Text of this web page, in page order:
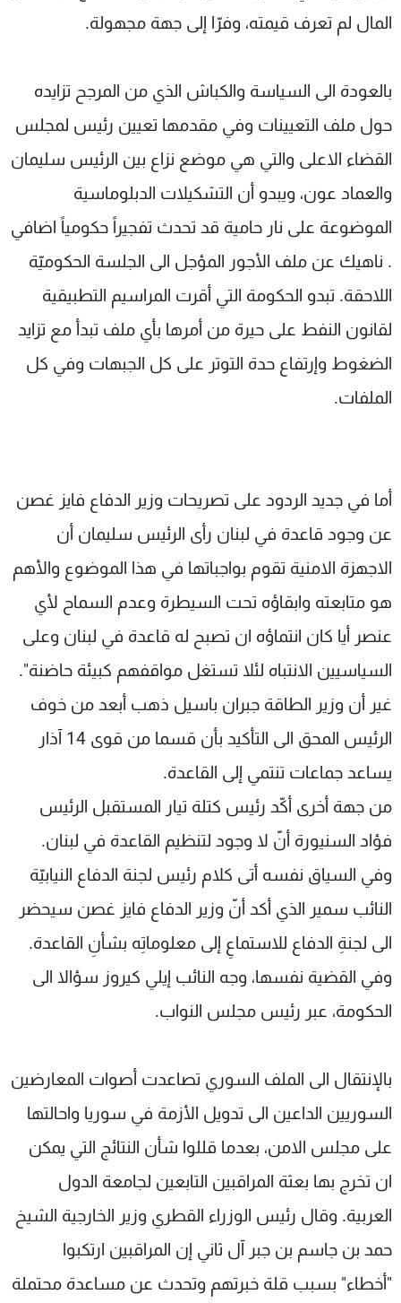
المال لم تعرف قيمته، وفرّا إلى جهة مجهولة.
بالعودة الى السياسة والكباش الذي من المرجح تزايده
حول ملف التعيينات وفي مقدمها تعيين رئيس لمجلس
القضاء الاعلى والتي هي موضع نزاع بين الرئيس سليمان
والعماد عون، ويبدو أن التشكيلات الدبلوماسية
الموضوعة على نار حامية قد تحدث تفجيراً حكومياً اضافي
. ناهيك عن ملف الأجور المؤجل الى الجلسة الحكوميّة
اللاحقة. تبدو الحكومة التي أقرت المراسيم التطبيقية
لقانون النفط على حيرة من أمرها بأي ملف تبدأ مع تزايد
الضغوط وإرتفاع حدة التوتر على كل الجبهات وفي كل
الملفات.
أما في جديد الردود على تصريحات وزير الدفاع فايز غصن
عن وجود قاعدة في لبنان رأى الرئيس سليمان أن
الاجهزة الامنية تقوم بواجباتها في هذا الموضوع والأهم
هو متابعته وابقاؤه تحت السيطرة وعدم السماح لأي
عنصر أيا كان انتماؤه ان تصبح له قاعدة في لبنان وعلى
السياسيين الانتباه لئلا تستغل مواقفهم كبيئة حاضنة".
غير أن وزير الطاقة جبران باسيل ذهب أبعد من خوف
الرئيس المحق الى التأكيد بأن قسما من قوى 14 آذار
يساعد جماعات تنتمي إلى القاعدة.
من جهة أخرى أكّد رئيس كتلة تيار المستقبل الرئيس
فؤاد السنيورة أنّ لا وجود لتنظيم القاعدة في لبنان.
وفي السياق نفسه أتى كلام رئيس لجنة الدفاع النيابيّة
النائب سمير الذي أكد أنّ وزير الدفاع فايز غصن سيحضر
الى لجنةِ الدفاع للاستماعِ إلى معلوماتِه بشأنِ القاعدة.
وفي القضية نفسها، وجه النائب إيلي كيروز سؤالا الى
الحكومة، عبر رئيس مجلس النواب.
بالإنتقال الى الملف السوري تصاعدت أصوات المعارضين
السوريين الداعين الى تدويل الأزمة في سوريا واحالتها
على مجلس الامن، بعدما قللوا شأن النتائج التي يمكن
ان تخرج بها بعثة المراقبين التابعين لجامعة الدول
العربية. وقال رئيس الوزراء القطري وزير الخارجية الشيخ
حمد بن جاسم بن جبر آل ثاني إن المراقبين ارتكبوا
"أخطاء" بسبب قلة خبرتهم وتحدث عن مساعدة محتملة